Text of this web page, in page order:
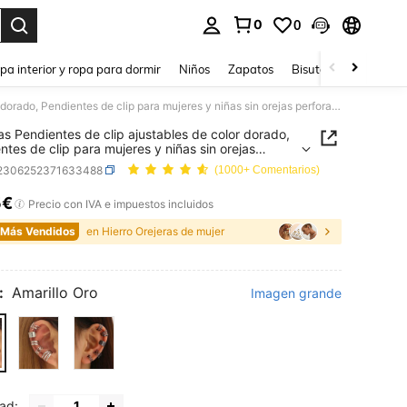
0 0
interior y ropa para dormir Niños Zapatos Bisutería Y
5 piezas Pendientes de clip ajustables de color dorado, Pendientes de clip para mujeres y niñas sin orejas perforadas, Set de pendientes de clip
Pendientes de clip ajustables de color dorado,
de clip para mujeres y niñas sin orejas
Set de pendientes de clip
(1000+ Comentarios)
AND AVAILABILITY
Precio con IVA e impuestos incluidos
Vendidos
en Hierro Orejeras de mujer
Amarillo Oro Imagen grande